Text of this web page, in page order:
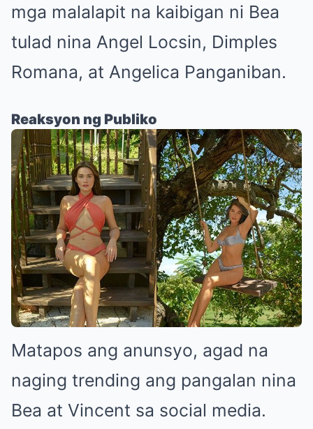
mga malalapit na kaibigan ni Bea
tulad nina Angel Locsin, Dimples
Romana, at Angelica Panganiban.
Reaksyon ng Publiko
Matapos ang anunsyo, agad na
naging trending ang pangalan nina
Bea at Vincent sa social media.